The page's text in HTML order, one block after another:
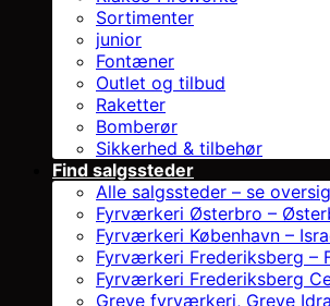
Sortimenter
junior
Fontæner
Outlet og tilbud
Raketter
Bomberør
Sikkerhed & tilbehør
Find salgssteder
Alle salgssteder – se
Fyrværkeri Østerbro –
Fyrværkeri København –
Fyrværkeri Frederiksberg –
Fyrværkeri Frederiksberg
Greve fyrværkeri, Greve